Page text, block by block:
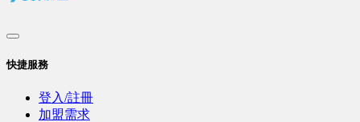
快捷服務
登入/註冊
加盟需求